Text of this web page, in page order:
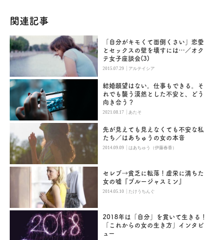
関連記事
「自分がキモくて面倒くさい」恋愛
とセックスの壁を壊すには…／オク
テ女子座談会(3)
2015.07.29 | アルテイシア
結婚願望はない。仕事もできる。そ
れでも襲う漠然とした不安と、どう
向き合う？
2021.08.17 |あたそ
先が見えても見えなくても不安な私
たち／はあちゅうの女の本音
2014.09.09 |はあちゅう（伊藤春香）
セレブ→貧乏に転落！虚栄に満ちた
女の嘘『ブルージャスミン』
2014.05.10 | たけうちんぐ
2018年は「自分」を貫いて生きる！
「これからの女の生き方」インタビ
ュー